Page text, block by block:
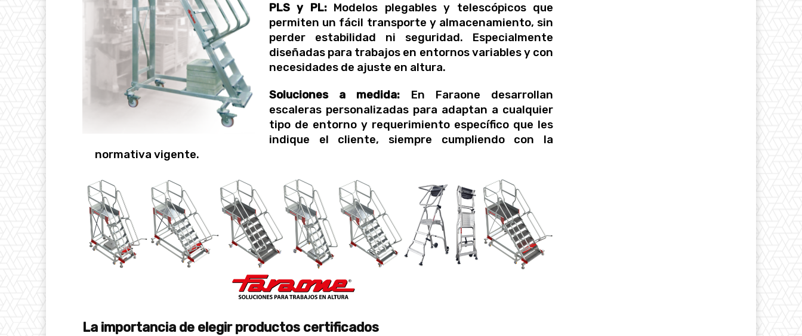
PLS y PL: Modelos plegables y telescópicos que
permiten un fácil transporte y almacenamiento, sin
perder estabilidad ni seguridad. Especialmente
diseñadas para trabajos en entornos variables y con
necesidades de ajuste en altura.
Soluciones a medida: En Faraone desarrollan
escaleras personalizadas para adaptan a cualquier
tipo de entorno y requerimiento específico que les
indique el cliente, siempre cumpliendo con la
normativa vigente.
La importancia de elegir productos certificados